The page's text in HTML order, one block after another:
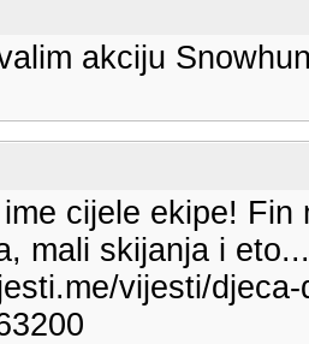
akciju
cijele ekipe!
mali skijanja i
vijesti/